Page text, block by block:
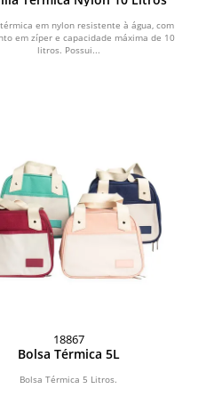
em nylon resistente à água, com
em zíper e capacidade máxima de 10
litros. Possui...
18867
Bolsa Térmica 5L
Bolsa Térmica 5 Litros.